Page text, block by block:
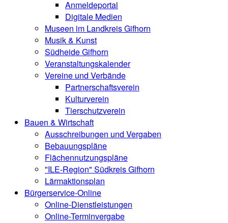
Anmeldeportal
Digitale Medien
Museen im Landkreis Gifhorn
Musik & Kunst
Südheide Gifhorn
Veranstaltungskalender
Vereine und Verbände
Partnerschaftsverein
Kulturverein
Tierschutzverein
Bauen & Wirtschaft
Ausschreibungen und Vergaben
Bebauungspläne
Flächennutzungspläne
"ILE-Region" Südkreis Gifhorn
Lärmaktionsplan
Bürgerservice-Online
Online-Dienstleistungen
Online-Terminvergabe